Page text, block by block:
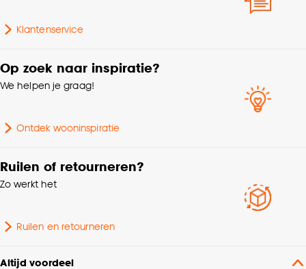
Aantal stuks
Gewicht
Garantietermijn
Klantenservice
Op zoek naar inspiratie?
We helpen je graag!
Ontdek wooninspiratie
Ruilen of retourneren?
Zo werkt het
Ruilen en retourneren
Altijd voordeel